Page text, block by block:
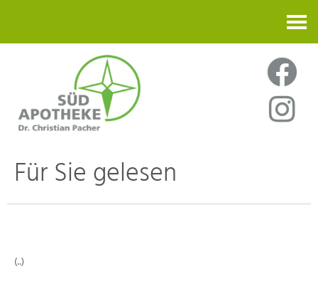
Für Sie gelesen
(..)